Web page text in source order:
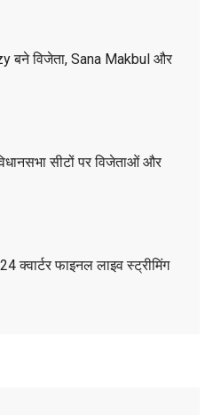
बने विजेता, Sana Makbul और
सीटों पर विजेताओं और
क्वार्टर फाइनल लाइव स्ट्रीमिंग